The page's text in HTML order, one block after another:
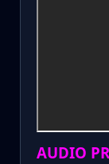
AUDIO